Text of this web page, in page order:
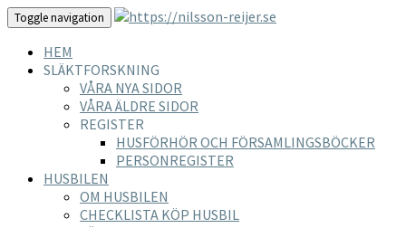
Toggle navigation
HEM
SLÄKTFORSKNING
VÅRA NYA SIDOR
VÅRA ÄLDRE SIDOR
REGISTER
HUSFÖRHÖR OCH FÖRSAMLINGSBÖCKER
PERSONREGISTER
HUSBILEN
OM HUSBILEN
CHECKLISTA KÖP HUSBIL